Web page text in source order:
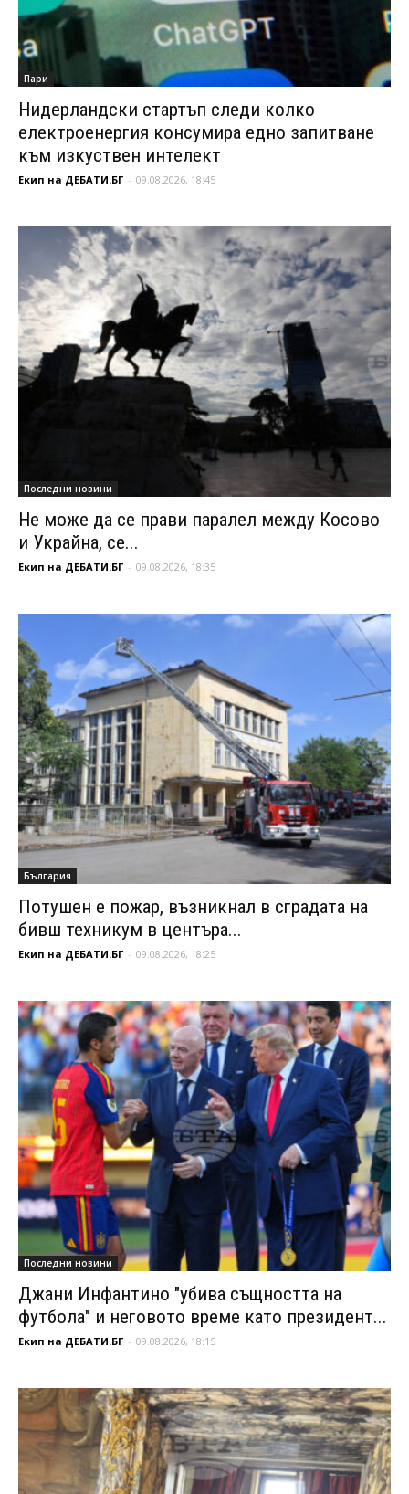
Пари
Нидерландски стартъп следи колко
електроенергия консумира едно запитване
към изкуствен интелект
Екип на ДЕБАТИ.БГ - 09.08.2026, 18:45
Последни новини
Не може да се прави паралел между Косово
и Украйна, се...
Екип на ДЕБАТИ.БГ - 09.08.2026, 18:35
България
Потушен е пожар, възникнал в сградата на
бивш техникум в центъра...
Екип на ДЕБАТИ.БГ - 09.08.2026, 18:25
Последни новини
Джани Инфантино "убива същността на
футбола" и неговото време като президент...
Екип на ДЕБАТИ.БГ - 09.08.2026, 18:15